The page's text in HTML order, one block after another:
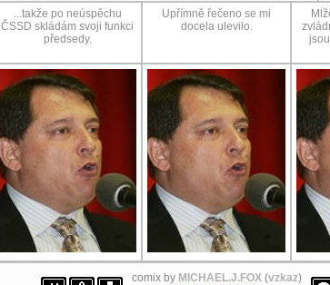
...takže po neúspěchu
ČSSD skládám svoji funkci
předsedy.
Upřímně řečeno se mi
docela ulevilo.
comix by MICHAEL.J.FOX(vzkaz)